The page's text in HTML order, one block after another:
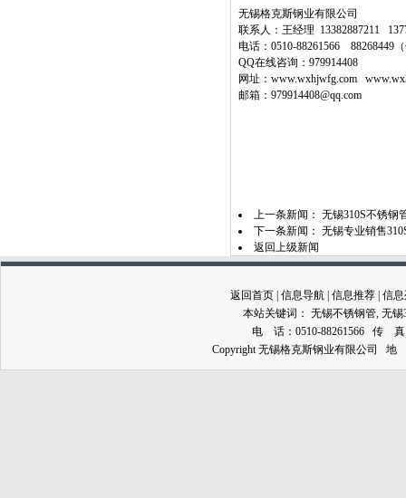
无锡格克斯钢业有限公司
联系人：王经理 13382887211
电话：0510-88261566 88268449
QQ在线咨询：979914408
网址：www.wxhjwfg.com
邮箱：979914408@qq.com
上一条新闻： 无锡310S不锈钢
下一条新闻： 无锡专业销售
返回上级新闻
返回首页 信息导航 信息推荐 信
本站关键词： 无锡不锈钢管, 无锡
电 话：0510-88261566 传 真
Copyright 无锡格克斯钢业有限公司